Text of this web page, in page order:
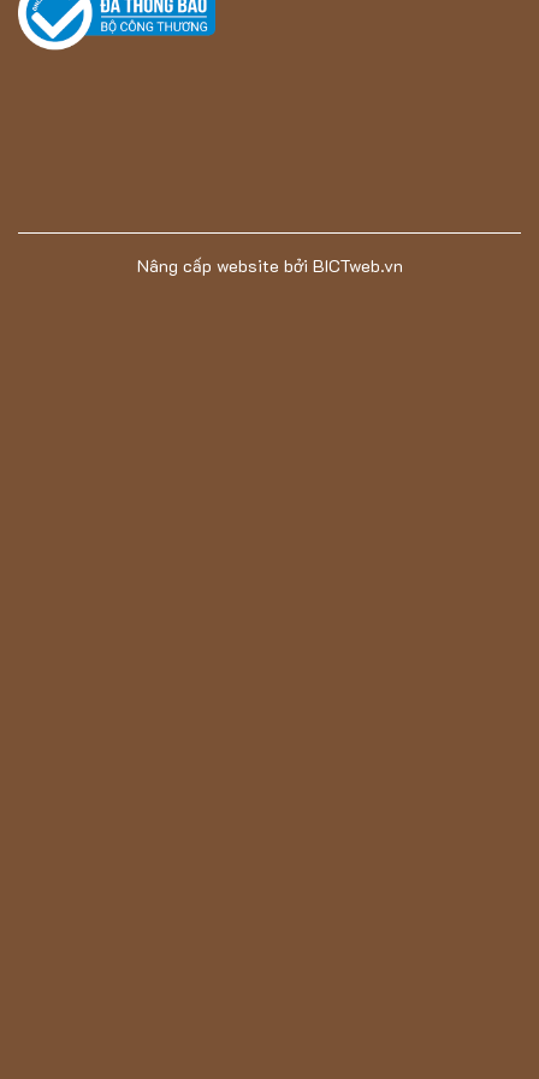
Nâng cấp website bởi BICTweb.vn